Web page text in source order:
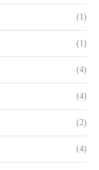
(1)
(1)
(4)
(4)
(2)
(4)